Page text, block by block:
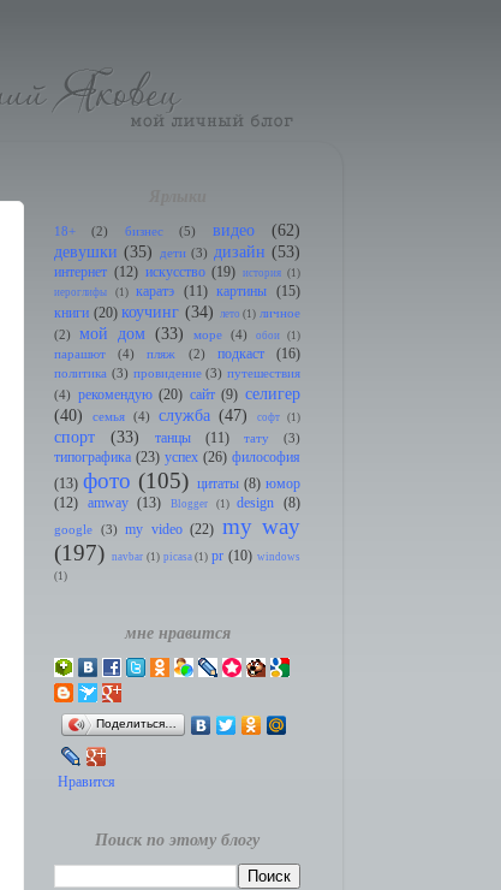
18+ (2) бизнес (5) видео
(62)
девушки (35) дети (3) дизайн (53)
интернет (12) искусство (19) история (1)
иeроглифы
(1) каратэ (11) картины
(15)
книги (20) коучинг (34) лето (1) личное
(2)
мой дом (33) море (4) обои (1)
парашют (4) пляж (2) подкаст (16)
политика (3) провидение (3) путешествия
(4)
рекомендую (20) сайт (9) селигер
(40)
семья (4) служба (47) софт (1)
спорт (33) танцы (11) тату (3)
типографика (23) успех (26) философия
(13) фото (105) цитаты (8) юмор
(12)
amway (13) Blogger (1) design (8)
google (3) my video (22) my way
(197) navbar (1) picasa (1) pr (10) windows
(1)
мне нравится
Поделиться…
Нравится
Поиск по этому блогу